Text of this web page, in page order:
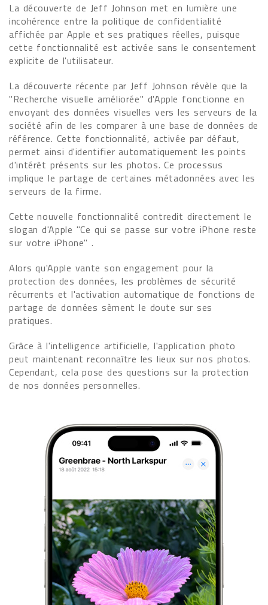
La découverte de Jeff Johnson met en lumière une
incohérence entre la politique de confidentialité
affichée par Apple et ses pratiques réelles, puisque
cette fonctionnalité est activée sans le consentement
explicite de l'utilisateur.
La découverte récente par Jeff Johnson révèle que la
"Recherche visuelle améliorée" d'Apple fonctionne en
envoyant des données visuelles vers les serveurs de la
société afin de les comparer à une base de données de
référence. Cette fonctionnalité, activée par défaut,
permet ainsi d'identifier automatiquement les points
d'intérêt présents sur les photos. Ce processus
implique le partage de certaines métadonnées avec les
serveurs de la firme.
Cette nouvelle fonctionnalité contredit directement le
slogan d'Apple "Ce qui se passe sur votre iPhone reste
sur votre iPhone" .
Alors qu'Apple vante son engagement pour la
protection des données, les problèmes de sécurité
récurrents et l'activation automatique de fonctions de
partage de données sèment le doute sur ses
pratiques.
Grâce à l'intelligence artificielle, l'application photo
peut maintenant reconnaître les lieux sur nos photos.
Cependant, cela pose des questions sur la protection
de nos données personnelles.